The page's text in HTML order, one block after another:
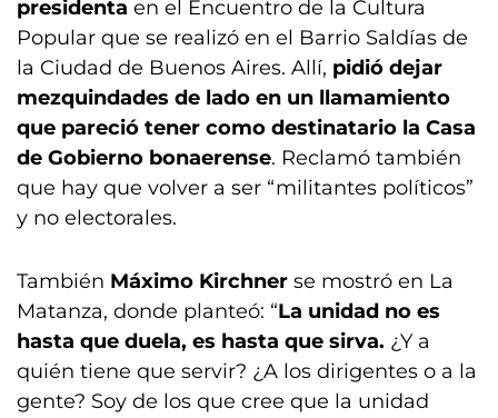
presidenta en el Encuentro de la Cultura
Popular que se realizó en el Barrio Saldías de
la Ciudad de Buenos Aires. Allí, pidió dejar
mezquindades de lado en un llamamiento
que pareció tener como destinatario la Casa
de Gobierno bonaerense. Reclamó también
que hay que volver a ser “militantes políticos”
y no electorales.
También Máximo Kirchner se mostró en La
Matanza, donde planteó: “La unidad no es
hasta que duela, es hasta que sirva. ¿Y a
quién tiene que servir? ¿A los dirigentes o a la
gente? Soy de los que cree que la unidad